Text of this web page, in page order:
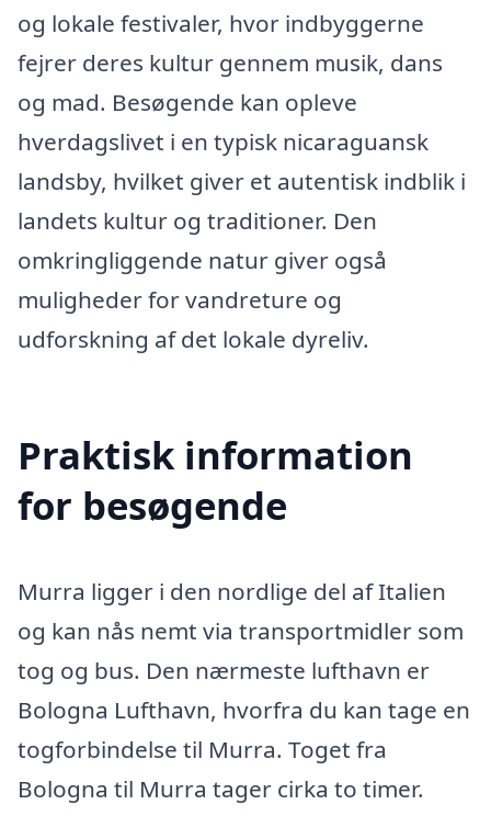
og lokale festivaler, hvor indbyggerne
fejrer deres kultur gennem musik, dans
og mad. Besøgende kan opleve
hverdagslivet i en typisk nicaraguansk
landsby, hvilket giver et autentisk indblik i
landets kultur og traditioner. Den
omkringliggende natur giver også
muligheder for vandreture og
udforskning af det lokale dyreliv.
Praktisk information
for besøgende
Murra ligger i den nordlige del af Italien
og kan nås nemt via transportmidler som
tog og bus. Den nærmeste lufthavn er
Bologna Lufthavn, hvorfra du kan tage en
togforbindelse til Murra. Toget fra
Bologna til Murra tager cirka to timer.